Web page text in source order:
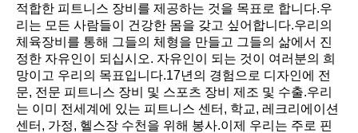
적합한 피트니스 장비를 제공하는 것을 목표로 합니다.우
리는 모든 사람들이 건강한 몸을 갖고 싶어합니다.우리의
체육장비를 통해 그들의 체형을 만들고 그들의 삶에서 진
정한 자유인이 되십시오. 자유인이 되는 것이 여러분의 희
망이고 우리의 목표입니다.17년의 경험으로 디자인에 전
문, 전문 피트니스 장비 및 스포츠 장비 제조 및 수출.우리
는 이미 전세계에 있는 피트니스 센터, 학교, 레크리에이션
센터, 가정, 헬스장 수천을 위해 봉사.이제 우리는 주로 핀